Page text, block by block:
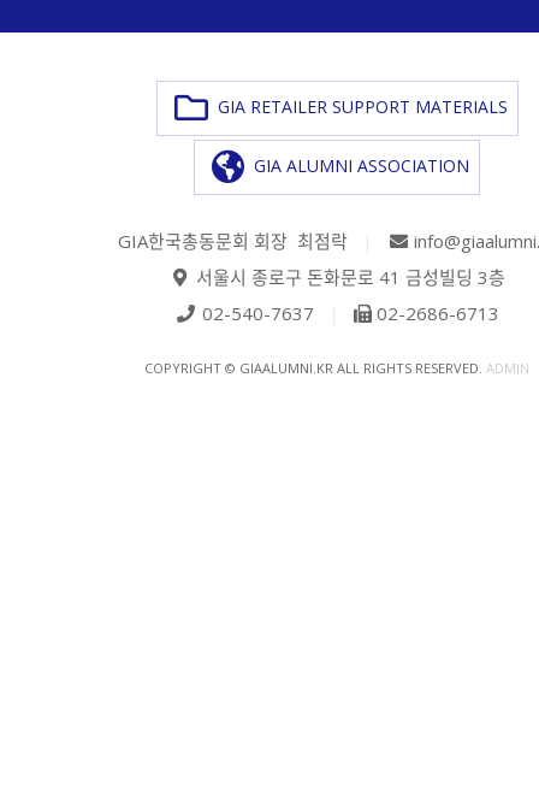
GIA RETAILER SUPPORT MATERIALS
GIA ALUMNI ASSOCIATION
GIA한국총동문회 회장 최점락
서울시 종로구 돈화문로 41 금성빌딩 3층
02-540-7637
02-2686-6713
COPYRIGHT © GIAALUMNI.KR ALL RIGHTS RESERVED. ADMIN